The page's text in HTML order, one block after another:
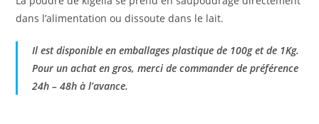
dans l’alimentation ou dissoute dans le lait.
Il est disponible en emballages plastique de 100g et de 1Kg.
Pour un achat en gros, merci de commander de préférence
24h – 48h à l’avance.